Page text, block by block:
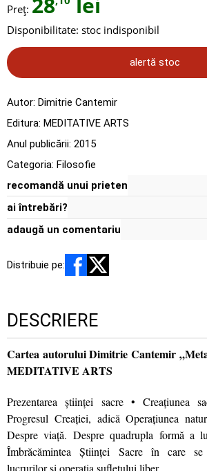
Preț:
Disponibilitate: stoc indisponibil
alertă stoc
Autor: Dimitrie Cantemir
Editura: MEDITATIVE ARTS
Anul publicării: 2015
Categoria: Filosofie
recomandă unui prieten
ai întrebări?
adaugă un comentariu
Distribuie pe:
DESCRIERE
Cartea autorului Dimitrie Cantemir
MEDITATIVE ARTS
Prezentarea știinţei sacre • Creaţiunea
Progresul Creaţiei, adică Operaţiunea
Despre viaţă. Despre quadrupla formă a
Îmbrăcămintea Ştiinţei Sacre în care se
lucrurilor şi operaţia sufletului liber